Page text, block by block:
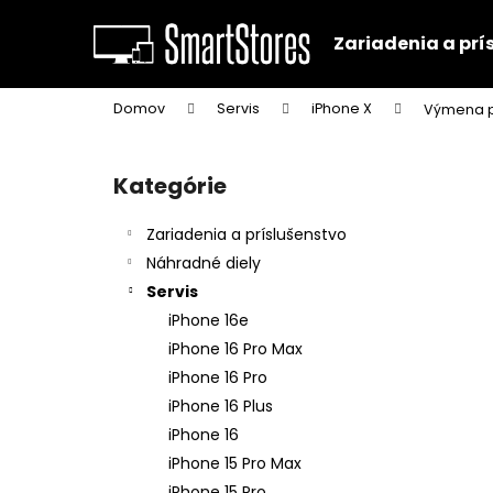
Zariadenia a
Domov Servis iPhone X Výmena
Preskočiť
kategórie
Kategórie
Zariadenia a príslušenstvo
Náhradné diely
Servis
iPhone 16e
iPhone 16 Pro Max
iPhone 16 Pro
iPhone 16 Plus
iPhone 16
iPhone 15 Pro Max
í
Späť
do
obchodu
Späť
do
obchodu